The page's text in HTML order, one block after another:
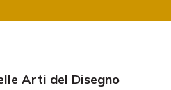
Arti del Disegno